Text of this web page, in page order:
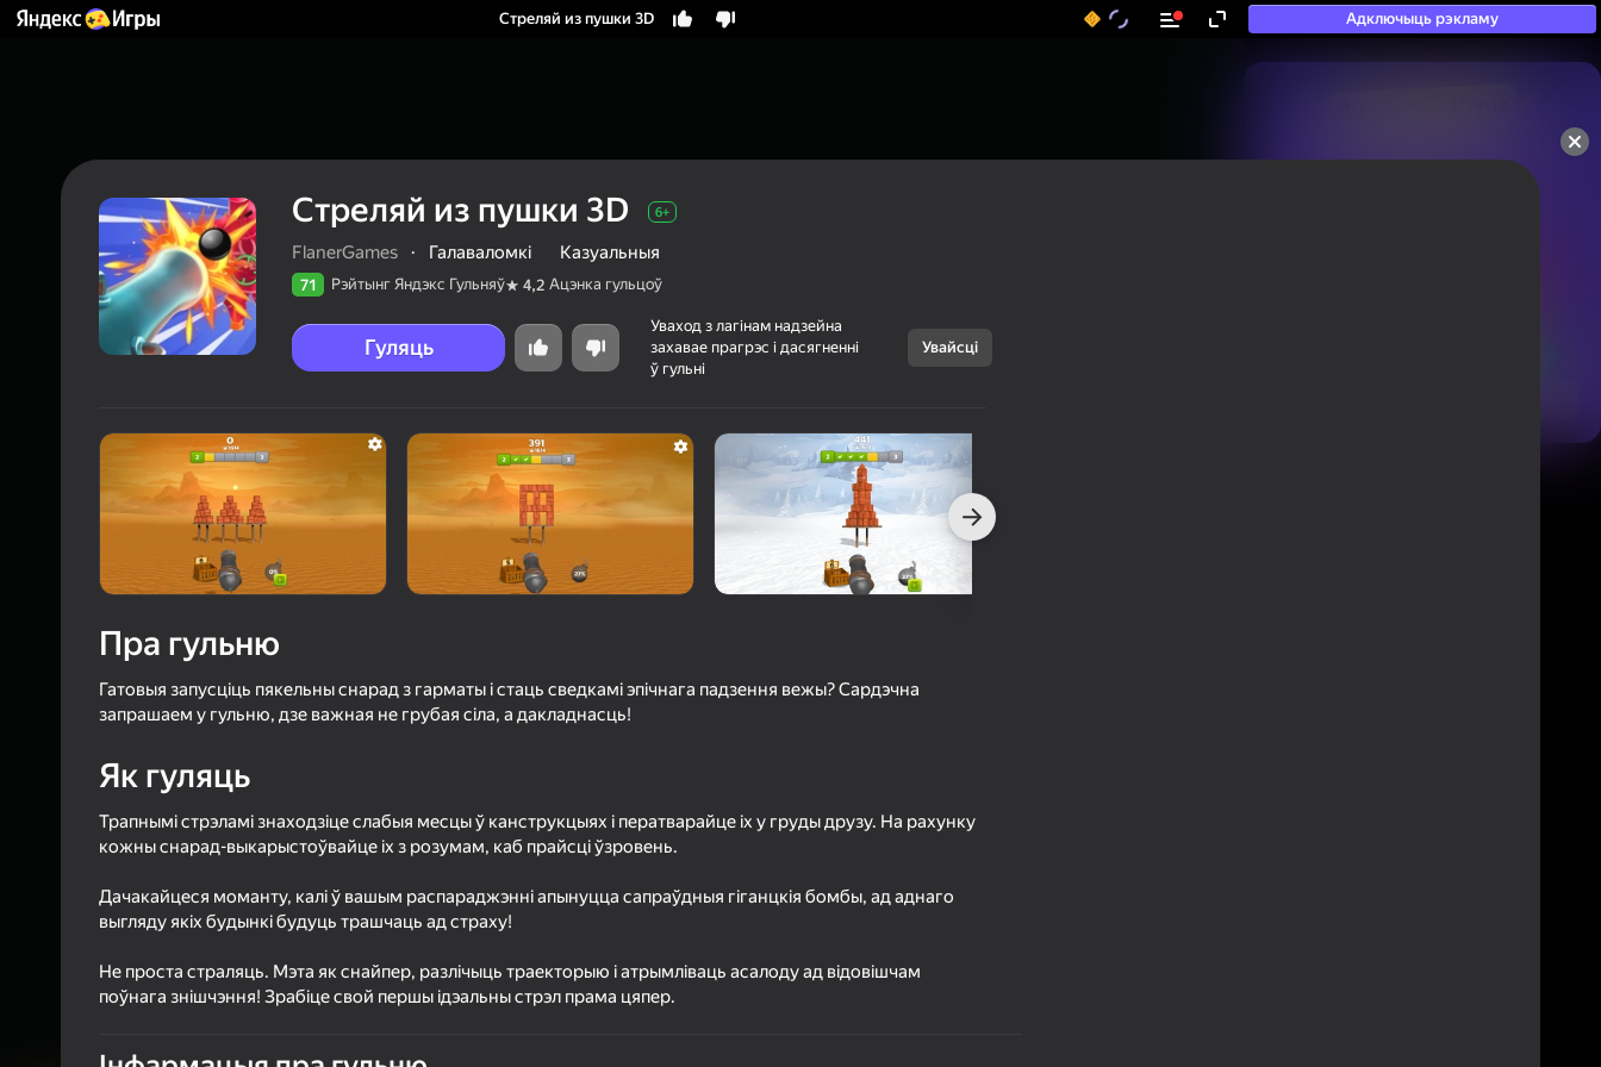
Стреляй из пушки 3D Адключыць рэкламу
50+ тап-гульняў, у якія
гуляюць нават тыя, хто
Скасаваць
пушки 3D
FlanerGames
Казуальныя
71 Рэйтынг Яндэкс Гульняў
Ацэнка гульцоў
Гуляць
Больш падрабязна аб гульні
Стреляй из пушки 3D 6+
FlanerGames · Галаваломкі Казуальныя
71 Рэйтынг Яндэкс Гульняў 4,2 Ацэнка гульцоў
Гуляць
Уваход з лагінам надзейна
захавае прагрэс і дасягненні
ў гульні
Увайсці
Пра гульню
Гатовыя запусціць пякельны снарад з гарматы і стаць сведкамі эпічнага падзення вежы? Сардэчна
запрашаем у гульню, дзе важная не грубая сіла, а дакладнасць!
Як гуляць
Трапнымі стрэламі знаходзіце слабыя месцы ў канструкцыях і ператварайце іх у груды друзу. На рахунку
кожны снарад-выкарыстоўвайце іх з розумам, каб прайсці ўзровень.
Дачакайцеся моманту, калі ў вашым распараджэнні апынуцца сапраўдныя гіганцкія бомбы, ад аднаго
выгляду якіх будынкі будуць трашчаць ад страху!
Не проста страляць. Мэта як снайпер, разлічыць траекторыю і атрымліваць асалоду ад відовішчам
поўнага знішчэння! Зрабіце свой першы ідэальны стрэл прама цяпер.